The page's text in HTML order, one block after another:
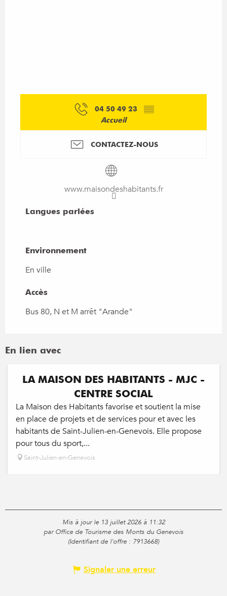
04 50 49 23 ▒▒
Accueil
CONTACTEZ-NOUS
www.maisondeshabitants.fr
Langues parlées
Langues parlées
Environnement
Environnement
En ville
Accès
Accès
Bus 80, N et M arrêt "Arande"
En lien avec
LA MAISON DES HABITANTS - MJC -
CENTRE SOCIAL
La Maison des Habitants favorise et soutient la mise
en place de projets et de services pour et avec les
habitants de Saint-Julien-en-Genevois. Elle propose
pour tous du sport,...
Saint-Julien-en-Genevois
Réservable
Mis à jour le 13 juillet 2026 à 11:32
par Office de Tourisme des Monts du Genevois
(Identifiant de l'offre : 7913668)
Signaler une erreur